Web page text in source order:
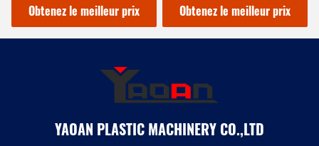
tuyaux médicaux,
diamètre 4-12 mm
Obtenez le meilleur prix
tuyaux en PVC, nouveau
design
Obtenez le meilleur prix
YAOAN PLASTIC MACHINERY CO.,LTD